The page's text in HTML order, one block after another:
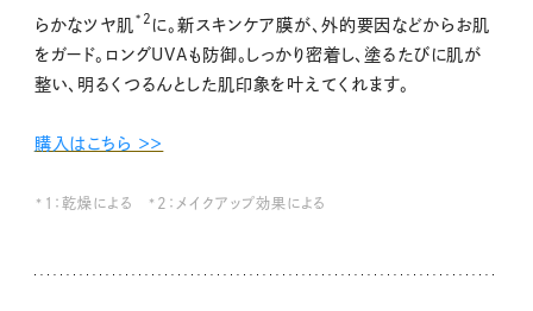
らかなツヤ肌 *2 に。新スキンケア膜が、外的要因などからお肌
をガード。ロングUVAも防御。しっかり密着し、塗るたびに肌が
整い、明るくつるんとした肌印象を叶えてくれます。
購入はこちら ＞＞
*1：乾燥による *2：メイクアップ効果による